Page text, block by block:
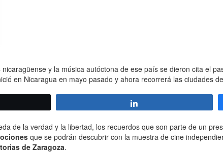
y la música autóctona de ese país se dieron cita el
en Nicaragua en mayo pasado y ahora recorrerá las ciudades
de la verdad y la libertad, los recuerdos que son parte de un
que se podrán descubrir con la muestra de cine
de Zaragoza.